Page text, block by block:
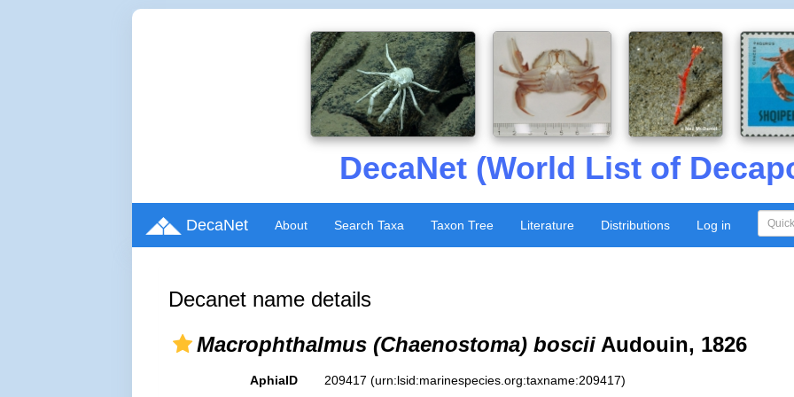
DecaNet (World List of
DecaNet About Search Taxa Taxon Tree Literature Distributions Log in
Decanet name details
Macrophthalmus (Chaenostoma) boscii Audouin, 1826
AphiaID 209417 (urn:lsid:marinespecies.org:taxname:209417)